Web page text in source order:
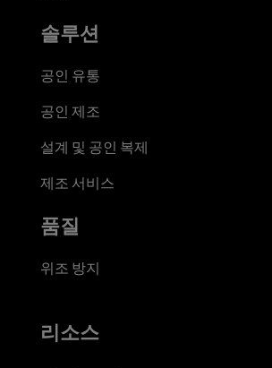
솔루션
공인 유통
공인 제조
설계 및 공인 복제
제조 서비스
품질
위조 방지
리소스